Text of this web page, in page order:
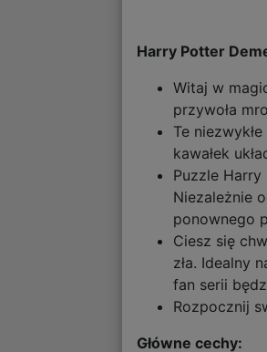
Harry Potter
Witaj w
przywoła
Te
kawałek
Puzzle
Niezależnie
ponownego
Ciesz się
zła. Idealny
fan serii
Rozpocznij
Główne cechy: